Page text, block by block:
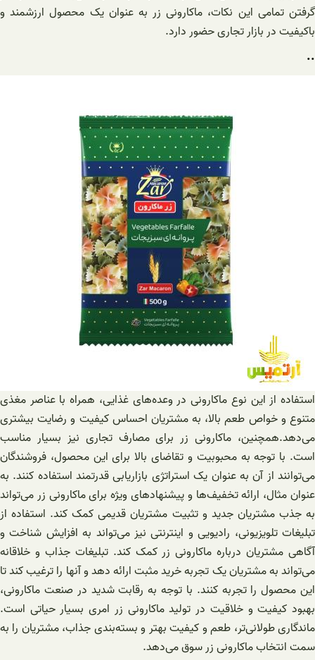
گرفتن تمامی این نکات، ماکارونی زر به عنوان یک محصول ارزشمند و
باکیفیت در بازار تجاری حضور دارد.
..
استفاده از این نوع ماکارونی در وعده‌های غذایی، همراه با عناصر مغذی
متنوع و خواص طعم بالا، به مشتریان احساس کیفیت و رضایت بیشتری
می‌دهد.همچنین، ماکارونی زر برای مصارف تجاری نیز بسیار مناسب
است. با توجه به محبوبیت و تقاضای بالا برای این محصول، فروشندگان
می‌توانند از آن به عنوان یک استراتژی بازاریابی قدرتمند استفاده کنند. به
عنوان مثال، ارائه تخفیف‌ها و پیشنهادهای ویژه برای ماکارونی زر می‌تواند
به جذب مشتریان جدید و تثبیت مشتریان قدیمی کمک کند. استفاده از
تبلیغات تلویزیونی، رادیویی و اینترنتی نیز می‌تواند به افزایش شناخت و
آگاهی مشتریان درباره ماکارونی زر کمک کند. تبلیغات جذاب و خلاقانه
می‌تواند به مشتریان یک تجربه خرید مثبت ارائه دهد و آنها را ترغیب کند تا
این محصول را تجربه کنند. با توجه به رقابت شدید در صنعت ماکارونی،
بهبود کیفیت و خلاقیت در تولید ماکارونی زر امری بسیار حیاتی است.
ماندگاری طولانی‌تر، طعم و کیفیت بهتر و بسته‌بندی جذاب، مشتریان را به
سمت انتخاب ماکارونی زر سوق می‌دهد.